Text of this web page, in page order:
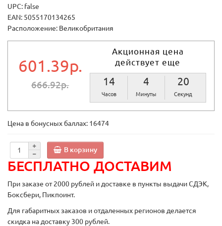
UPC: false
EAN: 5055170134265
Расположение: Великобритания
601.39р.
666.92р.
Акционная цена
действует еще
14
Часов
4
Минуты
20
Секунд
Цена в бонусных баллах: 16474
В корзину
БЕСПЛАТНО ДОСТАВИМ
При заказе от 2000 рублей и доставке в пункты выдачи СДЭК,
Боксбери, Пикпоинт.
Для габаритных заказов и отдаленных регионов делается
скидка на доставку 300 рублей.